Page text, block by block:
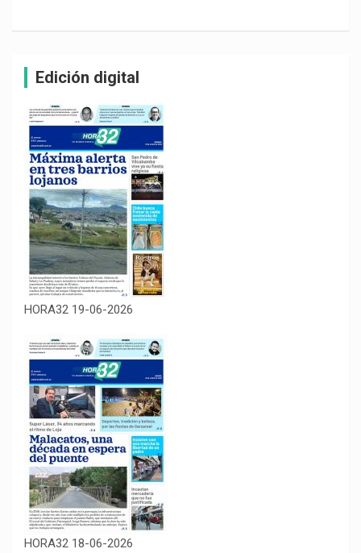
Edición digital
HORA32 19-06-2026
HORA32 18-06-2026